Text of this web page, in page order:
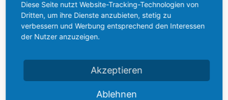
angetrieben.
Zur Gewichtseinsparung wird beim A320 in umfangreichem Maße
Verbundwerkstoffen
an sich besteht, wie ein Großteil der Klappen, aus
kohlefaserverstärktem Kunststoff. Der A320 war das erste zivile
Diese Seite nutzt Website-Tracking-Technologien von
Dritten, um ihre Dienste anzubieten, stetig zu
verbessern und Werbung entsprechend den Interessen
der Nutzer anzuzeigen.
Akzeptieren
Ablehnen